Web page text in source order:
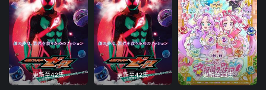
更新至42集 更新至42集 更新至23集